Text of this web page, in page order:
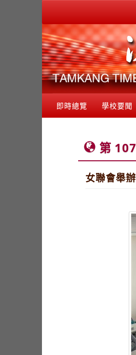
即時總覽 學校要聞
第
女聯會舉